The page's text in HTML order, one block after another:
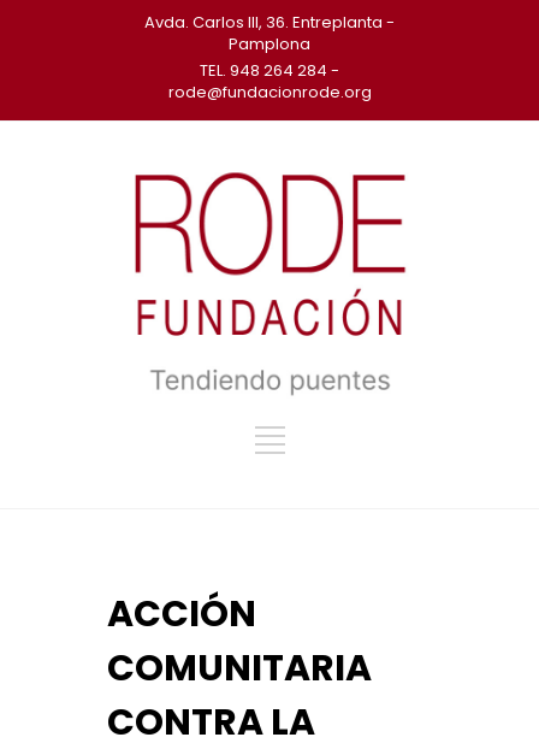
Avda. Carlos III, 36. Entreplanta -
Pamplona
TEL. 948 264 284 -
rode@fundacionrode.org
ACCIÓN
COMUNITARIA
CONTRA LA